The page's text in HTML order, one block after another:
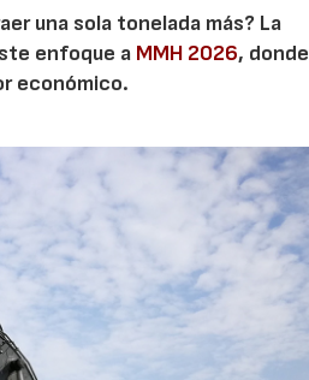
una sola tonelada más? La
enfoque a MMH 2026, donde
económico.